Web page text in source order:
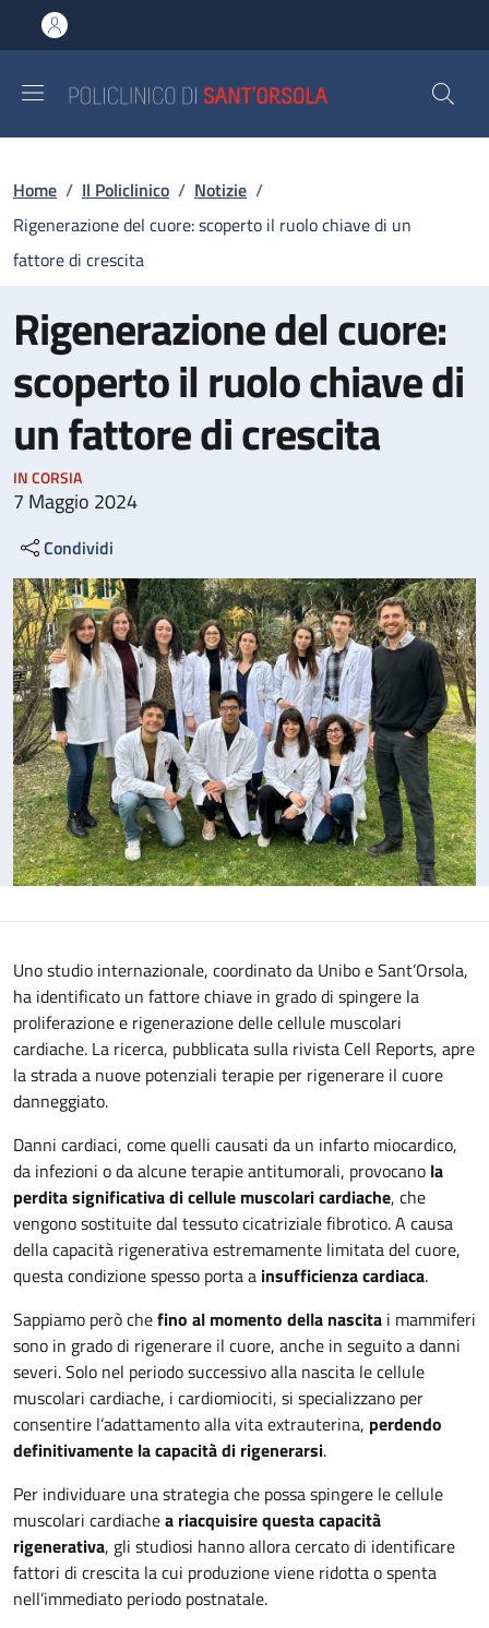
al contenuto principale
to footer content
Briciole di pane
Home / Il Policlinico / Notizie /
Rigenerazione del cuore: scoperto il ruolo chiave di un
fattore di crescita
Rigenerazione del cuore:
scoperto il ruolo chiave di
un fattore di crescita
IN CORSIA
7 Maggio 2024
Condividi
Uno studio internazionale, coordinato da Unibo e Sant’Orsola,
ha identificato un fattore chiave in grado di spingere la
proliferazione e rigenerazione delle cellule muscolari
cardiache. La ricerca, pubblicata sulla rivista Cell Reports, apre
la strada a nuove potenziali terapie per rigenerare il cuore
danneggiato.
Danni cardiaci, come quelli causati da un infarto miocardico,
da infezioni o da alcune terapie antitumorali, provocano la
perdita significativa di cellule muscolari cardiache, che
vengono sostituite dal tessuto cicatriziale fibrotico. A causa
della capacità rigenerativa estremamente limitata del cuore,
questa condizione spesso porta a insufficienza cardiaca.
Sappiamo però chefino al momento della nascita i mammiferi
sono in grado di rigenerare il cuore, anche in seguito a danni
severi. Solo nel periodo successivo alla nascita le cellule
muscolari cardiache, i cardiomiociti, si specializzano per
consentire l’adattamento alla vita extrauterina, perdendo
definitivamente la capacità di rigenerarsi.
Per individuare una strategia che possa spingere le cellule
muscolari cardiachea riacquisire questa capacità
rigenerativa, gli studiosi hanno allora cercato di identificare
fattori di crescita la cui produzione viene ridotta o spenta
nell’immediato periodo postnatale.